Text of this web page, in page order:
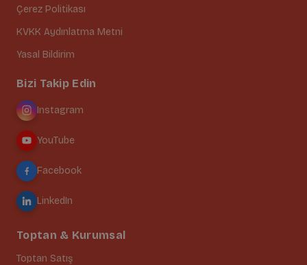
Çerez Politikası
KVKK Aydınlatma Metni
Yasal Bildirim
Bizi Takip Edin
Instagram
YouTube
Facebook
LinkedIn
Toptan & Kurumsal
Toptan Satış